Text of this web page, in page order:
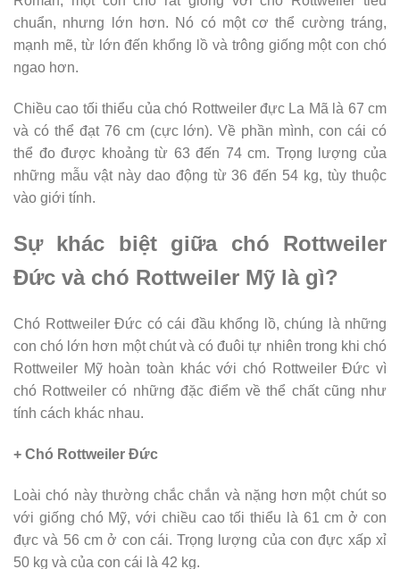
chuẩn, nhưng lớn hơn. Nó có một cơ thể cường tráng,
mạnh mẽ, từ lớn đến khổng lồ và trông giống một con chó
ngao hơn.
Chiều cao tối thiểu của chó Rottweiler đực La Mã là 67 cm
và có thể đạt 76 cm (cực lớn). Về phần mình, con cái có
thể đo được khoảng từ 63 đến 74 cm. Trọng lượng của
những mẫu vật này dao động từ 36 đến 54 kg, tùy thuộc
vào giới tính.
Sự khác biệt giữa chó Rottweiler
Đức và chó Rottweiler Mỹ là gì?
Chó Rottweiler Đức có cái đầu khổng lồ, chúng là những
con chó lớn hơn một chút và có đuôi tự nhiên trong khi chó
Rottweiler Mỹ hoàn toàn khác với chó Rottweiler Đức vì
chó Rottweiler có những đặc điểm về thể chất cũng như
tính cách khác nhau.
+ Chó Rottweiler Đức
Loài chó này thường chắc chắn và nặng hơn một chút so
với giống chó Mỹ, với chiều cao tối thiểu là 61 cm ở con
đực và 56 cm ở con cái. Trọng lượng của con đực xấp xỉ
50 kg và của con cái là 42 kg.